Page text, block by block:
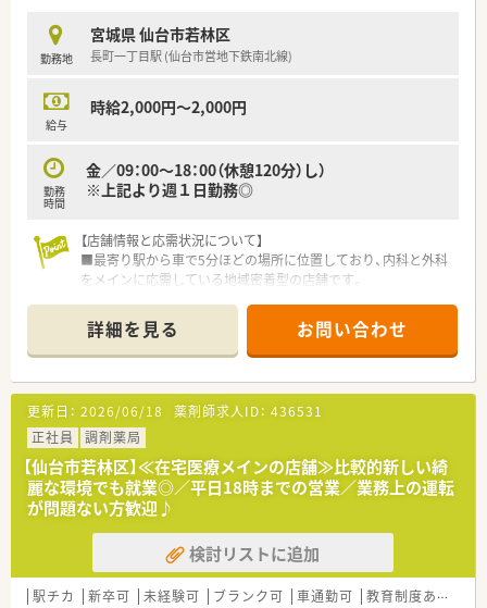
予定とも両立しやすい勤務形態です。
■ 常に複数名の薬剤師が勤務する体制が整えられているため、
一人きりで過度な負担がかかることはありません。
勤務地
宮城県 仙台市若林区
長町一丁目駅 (仙台市営地下鉄南北線)
給与
時給2,000円～2,000円
勤務
時間
金／09：00～18：00（休憩120分）し）
※上記より週１日勤務◎
【店舗情報と応需状況について】
■最寄り駅から車で5分ほどの場所に位置しており、内科と外科
をメインに応需している地域密着型の店舗です。
とりと丁寧に向き合える環境が整っています。
■ベテラン薬剤師が多く在籍しているため、ブランクがある方や
未経験の方も大歓迎です。周囲が優しくフォローするので安心
してください。
【募集背景と求める人物像について】
■今回は欠員補充による募集となっており、特に金曜日の18時
まで勤務できる方を急募しております。
■残業はほぼ発生しません◎、週1日勤務のため、無理なく働け
る環境が魅力の求人です。
■未経験やブランクのある方も相談可能であり、患者様に対して
親切で丁寧な対応ができる方を歓迎いたします。
【法人特徴について】
■仙台市内および近郊にて5店舗を展開しており、古くから地元
詳細を見る お問い合わせ
更新日： 2026/06/18 薬剤師求人ID： 436531
正社員
調剤薬局
【仙台市若林区】≪在宅医療メインの店舗≫比較的新しい綺
麗な環境でも就業◎／平日18時までの営業／業務上の運転
が問題ない方歓迎♪
検討リストに追加
駅チカ 新卒可 未経験可 ブランク可 車通勤可 教育制度あり